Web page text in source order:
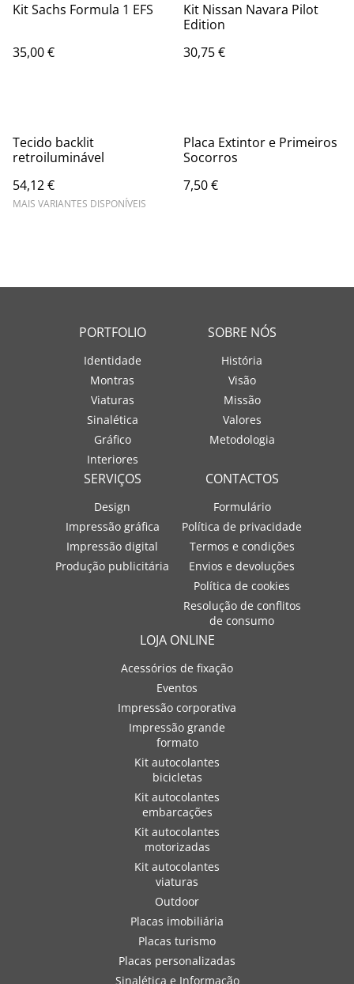
Kit Sachs Formula 1 EFS
35,00 €
Kit Nissan Navara Pilot
Edition
30,75 €
Tecido backlit
retroiluminável
54,12 €
MAIS VARIANTES DISPONÍVEIS
Placa Extintor e Primeiros
Socorros
7,50 €
PORTFOLIO
Identidade
Montras
Viaturas
Sinalética
Gráfico
Interiores
SOBRE NÓS
História
Visão
Missão
Valores
Metodologia
SERVIÇOS
Design
Impressão gráfica
Impressão digital
Produção publicitária
CONTACTOS
Formulário
Política de privacidade
Termos e condições
Envios e devoluções
Política de cookies
Resolução de conflitos
de consumo
LOJA ONLINE
Acessórios de fixação
Eventos
Impressão corporativa
Impressão grande
formato
Kit autocolantes
bicicletas
Kit autocolantes
embarcações
Kit autocolantes
motorizadas
Kit autocolantes
viaturas
Outdoor
Placas imobiliária
Placas turismo
Placas personalizadas
Sinalética e Informação